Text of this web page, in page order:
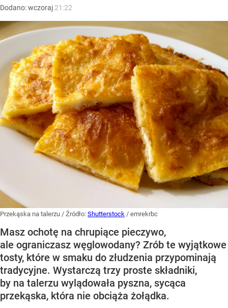
Dodano:wczoraj 21:22
Przekąska na talerzu / Źródło: Shutterstock / emrekrbc
Masz ochotę na chrupiące pieczywo,
ale ograniczasz węglowodany? Zrób te wyjątkowe
tosty, które w smaku do złudzenia przypominają
tradycyjne. Wystarczą trzy proste składniki,
by na talerzu wylądowała pyszna, sycąca
przekąska, która nie obciąża żołądka.